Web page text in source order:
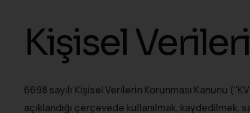
Kişisel
6698 sayılı Kişisel Verilerin Korunması Kanunu
açıklandığı çerçevede kullanılmak, kaydedilmek,